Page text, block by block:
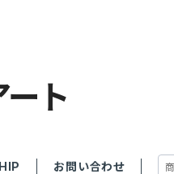
ト
お問い合わせ